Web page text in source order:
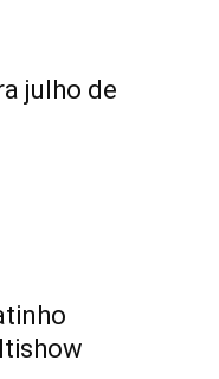
julho de